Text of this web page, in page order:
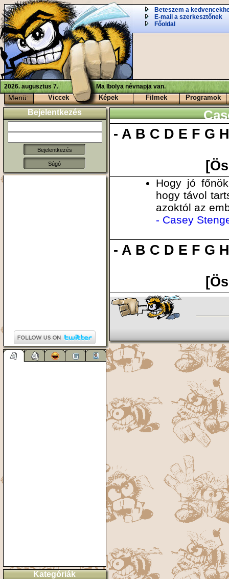
Beteszem a
E-mail a szerkesztőnek
Főoldal
2026. augusztus 7. Ma Ibolya névnapja van.
Menü: Viccek Képek Filmek Programok
Bejelentkezés
Súgó
Kategóriák
-A B C D E F G
Hogy jó
hogy távol
azoktól az
- Casey
-A B C D E F G